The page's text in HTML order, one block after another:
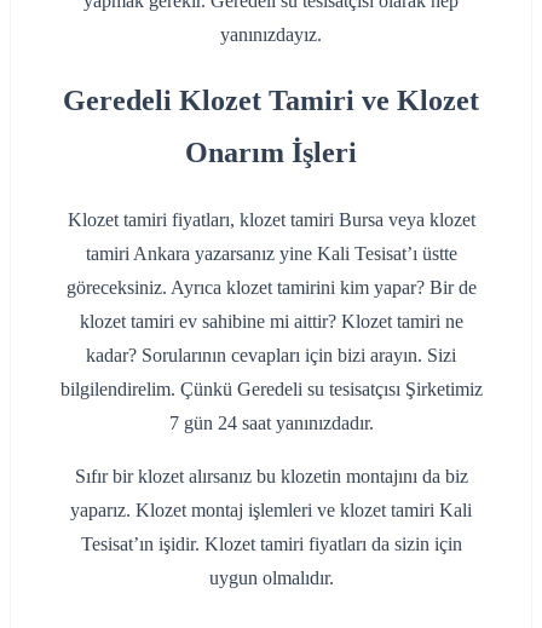
yanınızdayız.
Geredeli Klozet Tamiri ve Klozet
Onarım İşleri
Klozet tamiri fiyatları, klozet tamiri Bursa veya klozet
tamiri Ankara yazarsanız yine Kali Tesisat’ı üstte
göreceksiniz. Ayrıca klozet tamirini kim yapar? Bir de
klozet tamiri ev sahibine mi aittir? Klozet tamiri ne
kadar? Sorularının cevapları için bizi arayın. Sizi
bilgilendirelim. Çünkü Geredeli su tesisatçısı Şirketimiz
7 gün 24 saat yanınızdadır.
Sıfır bir klozet alırsanız bu klozetin montajını da biz
yaparız. Klozet montaj işlemleri ve klozet tamiri Kali
Tesisat’ın işidir. Klozet tamiri fiyatları da sizin için
uygun olmalıdır.